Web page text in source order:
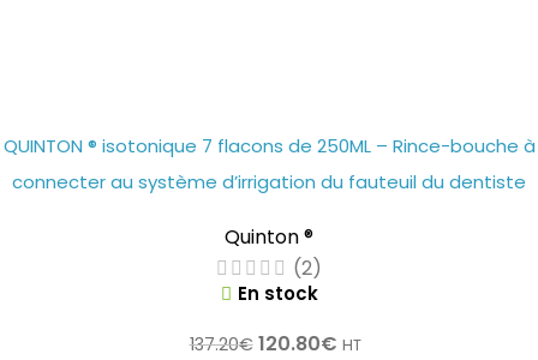
QUINTON ® isotonique 7 flacons de 250ML – Rince-bouche à
connecter au système d’irrigation du fauteuil du dentiste
Quinton ®
(2)
En stock
137.20€ 120.80€ HT